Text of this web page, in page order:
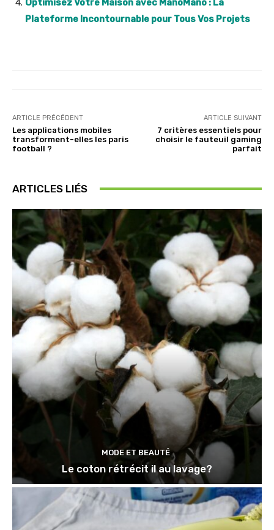
Optimisez Votre Maison avec ManoMano : La
Plateforme Incontournable pour Tous Vos Projets
ARTICLE PRÉCÉDENT
Les applications mobiles
transforment-elles les paris
football ?
ARTICLE SUIVANT
7 critères essentiels pour
choisir le fauteuil gaming
parfait
ARTICLES LIÉS
MODE ET BEAUTÉ
Le coton rétrécit il au lavage?